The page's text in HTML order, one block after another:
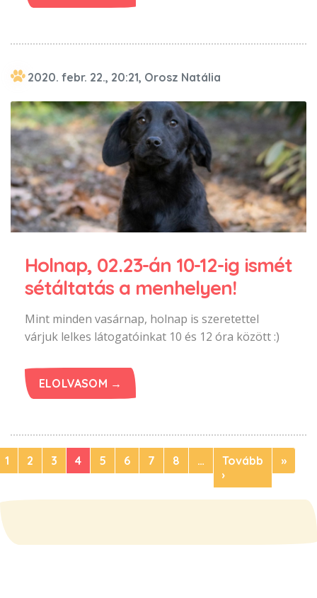
2020. febr. 22., 20:21, Orosz Natália
Holnap, 02.23-án 10-12-ig ismét
sétáltatás a menhelyen!
Mint minden vasárnap, holnap is szeretettel
várjuk lelkes látogatóinkat 10 és 12 óra között :)
ELOLVASOM →
1 2 3 4 5 6 7 8 …
Tovább
›
»